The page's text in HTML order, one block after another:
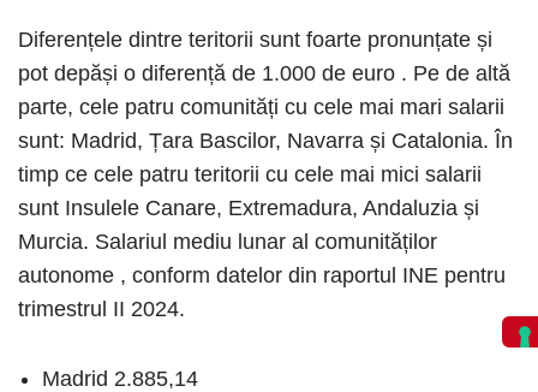
Diferențele dintre teritorii sunt foarte pronunțate și
pot depăși o diferență de 1.000 de euro . Pe de altă
parte, cele patru comunități cu cele mai mari salarii
sunt: ​​Madrid, Țara Bascilor, Navarra și Catalonia. În
timp ce cele patru teritorii cu cele mai mici salarii
sunt Insulele Canare, Extremadura, Andaluzia și
Murcia. Salariul mediu lunar al comunităților
autonome , conform datelor din raportul INE pentru
trimestrul II 2024.
Madrid 2.885,14